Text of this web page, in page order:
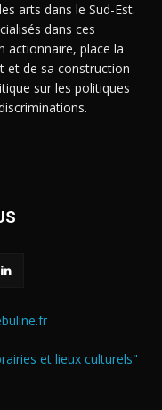
arts dans le Sud-Est.
dans ces
actionnaire, place la
et de sa construction
sur les politiques
et lieux culturels"